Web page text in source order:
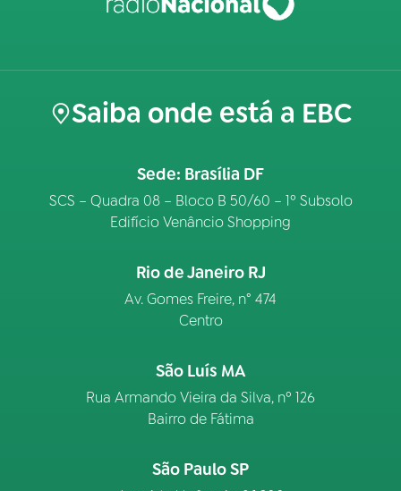
Saiba onde está a EBC
Sede: Brasília DF
SCS – Quadra 08 – Bloco B 50/60 – 1º Subsolo
Edifício Venâncio Shopping
Rio de Janeiro RJ
Av. Gomes Freire, n° 474
Centro
São Luís MA
Rua Armando Vieira da Silva, nº 126
Bairro de Fátima
São Paulo SP